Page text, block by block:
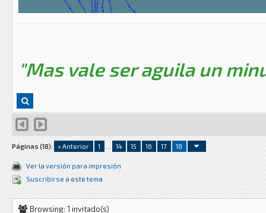
"Mas vale ser aguila un
Páginas (18): « Anterior 1 ... 14 15 16 17 18
Ver la versión para impresión
Suscribirse a este tema
Browsing: 1 invitado(s)